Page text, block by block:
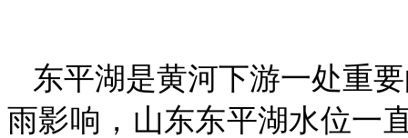
东平湖是黄河下游一处重
雨影响，山东东平湖水位一